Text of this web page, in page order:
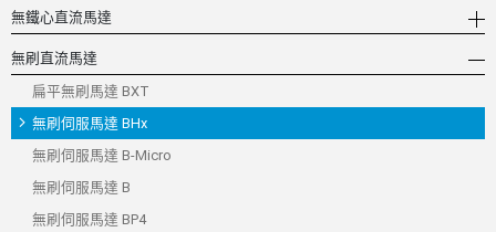
作更是遊刃有餘。 BHx系列的低振動和低雜訊特性
用環境中減少人體疲勞和壓力。 它們的高
熱量的產生，並有助於增加使用手持工具時的舒適度。
FAULHABER BHx Series 特點：
最大功率可達 96 W
無鐵心直流馬達
無刷直流馬達
扁平無刷馬達 BXT
無刷伺服馬達 BHx
無刷伺服馬達 B-Micro
無刷伺服馬達 B
無刷伺服馬達 BP4